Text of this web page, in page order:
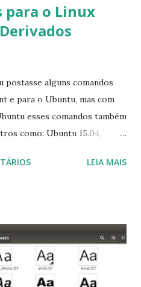
para o Linux
postasse alguns comandos
e para o Ubuntu, mas com
esses comandos também
como: Ubuntu 15.04,
Elementary OS 0.3, Deepin
a lista de pacotes: $
toda a distro: $ sudo apt-
manager -d -c 3- Instalar
LEIA MAIS